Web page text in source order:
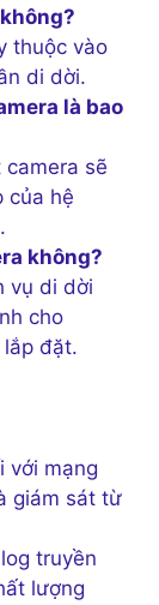
thuộc vào
di dời.
là bao
sẽ
của hệ
không?
vụ di dời
cho
lắp đặt.
với mạng
giám sát từ
truyền
lượng